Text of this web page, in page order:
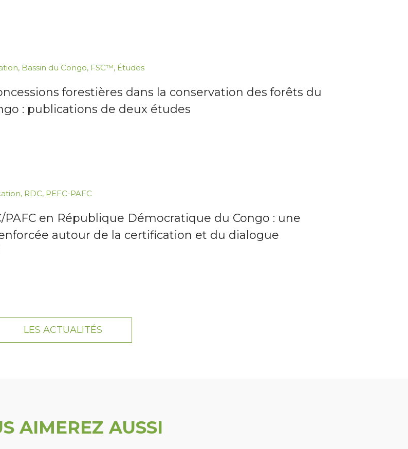
, Bassin du Congo, FSC™, Études
forestières dans la conservation des forêts du
: publications de deux études
, RDC, PEFC-PAFC
PAFC en République Démocratique du Congo : une
autour de la certification et du dialogue
LES ACTUALITÉS
AIMEREZ AUSSI